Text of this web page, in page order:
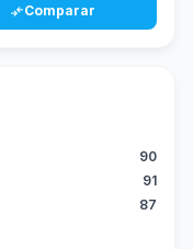
compare_arrowsComparar
90
91
87